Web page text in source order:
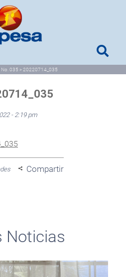
No. 035 > 20220714_035
- 2:19 pm
Compartir
Noticias